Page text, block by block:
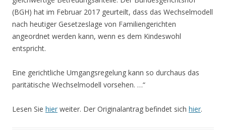
(BGH) hat im Februar 2017 geurteilt, dass das Wechselmodell
nach heutiger Gesetzeslage von Familiengerichten
angeordnet werden kann, wenn es dem Kindeswohl
entspricht.
Eine gerichtliche Umgangsregelung kann so durchaus das
paritätische Wechselmodell vorsehen. …“
Lesen Sie hier weiter. Der Originalantrag befindet sich hier.